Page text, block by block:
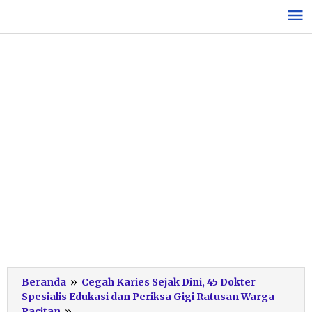
konten
Beranda » Cegah Karies Sejak Dini, 45 Dokter
Spesialis Edukasi dan Periksa Gigi Ratusan Warga